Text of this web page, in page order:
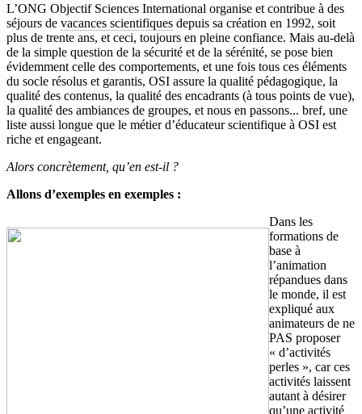
L’ONG Objectif Sciences International organise et contribue à des
séjours de vacances scientifiques depuis sa création en 1992, soit
plus de trente ans, et ceci, toujours en pleine confiance. Mais au-delà
de la simple question de la sécurité et de la sérénité, se pose bien
évidemment celle des comportements, et une fois tous ces éléments
du socle résolus et garantis, OSI assure la qualité pédagogique, la
qualité des contenus, la qualité des encadrants (à tous points de vue),
la qualité des ambiances de groupes, et nous en passons... bref, une
liste aussi longue que le métier d’éducateur scientifique à OSI est
riche et engageant.
Alors concrètement, qu’en est-il ?
Allons d’exemples en exemples :
Dans les
formations de
base à
l’animation
répandues dans
le monde, il est
expliqué aux
animateurs de ne
PAS proposer
« d’activités
perles », car ces
activités laissent
autant à désirer
qu’une activité